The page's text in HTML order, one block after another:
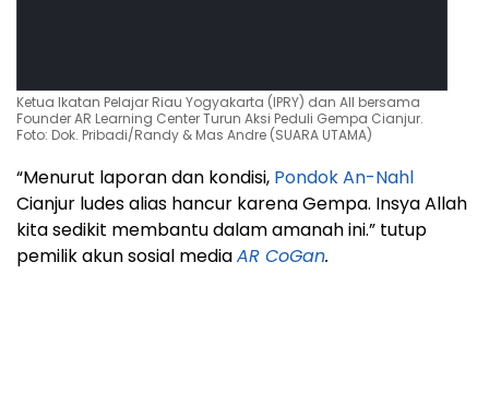
Ketua Ikatan Pelajar Riau Yogyakarta (IPRY) dan AII bersama
Founder AR Learning Center Turun Aksi Peduli Gempa Cianjur.
Foto: Dok. Pribadi/Randy & Mas Andre (SUARA UTAMA)
“Menurut laporan dan kondisi, Pondok An-Nahl
Cianjur ludes alias hancur karena Gempa. Insya Allah
kita sedikit membantu dalam amanah ini.” tutup
pemilik akun sosial mediaAR CoGan.